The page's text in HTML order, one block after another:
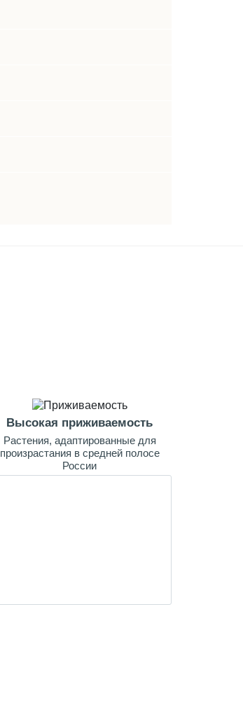
Высокая приживаемость
Растения, адаптированные для
произрастания в средней полосе
России